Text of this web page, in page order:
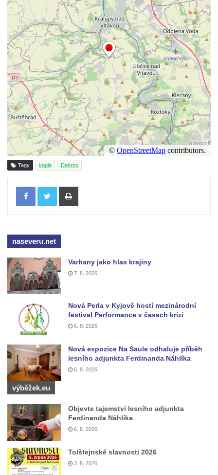
Kostel svaté Máří Magdaleny u hradu
Krasíkov
Kaple Olivetské hory pod věží kostela
svatého Michaela Archanděla v Bochově
Mildeova kaple pod Ortelem
Kostel Zvěstování Panny Marie v Duchcově
Výklenková kaple v Teplické ulici u stadionu
v Duchcově
Evangelický kostel v Duchcově
Kostel svatých Petra a Pavla v Jeníkově
Kaple svaté Anny v Jeníkově
Kaple Panny Marie v Lahošti
Kaple svatého Jana Nepomuckého v
Lahošti
Kostel svatého Mikuláše v Mikulášovicích
Kaple Matky Boží v Mikulášovicích
Kaple Andělů strážných (Fürleova kaple) v
Mikulášovicích
Balzerova kaple v Mikulášovicích
Kostel svatého Václava ve Šluknově
Kostel svatého Mikuláše v Třebušíně
Klášterní kostel svatého Františka z Assisi v
Zákupech
Kaple svatého Josefa u Zákup
Kostel svatých Fabiána a Šebestiána v
Zákupech
Kostel svatého Havla v Kuřívodech
Kaple Krista v žaláři u kostela Nalezení
svatého Kříže ve Frýdlantu
Kostel Krista Spasitele ve Frýdlantu
Tagy kaple Debrno
Tisknout
naseveru.net
Varhany jako hlas krajiny
7. 8. 2026
Nová Perla v Kyjově hostí mezinárodní
festival Performance v časech krizí
6. 8. 2026
Nová expozice Na Saule odhaluje příběh
lesního adjunkta Ferdinanda Náhlíka
6. 8. 2026
výběžek.eu
Objevte tajemství lesního adjunkta
Ferdinanda Náhlíka
6. 8. 2026
Tolštejnské slavnosti 2026
3. 8. 2026